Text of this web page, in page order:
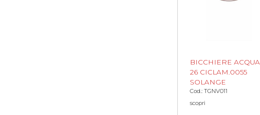
BICCHIERE ACQUA
26 CICLAM.0055
SOLANGE
Cod.: TGNV011
scopri